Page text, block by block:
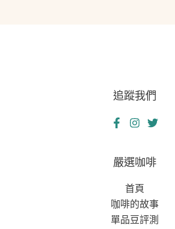
追蹤我們
嚴選咖啡
首頁
咖啡的故事
單品豆評測